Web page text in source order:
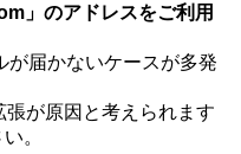
」のアドレスをご利用
が届かないケースが多発
が原因と考えられます
。